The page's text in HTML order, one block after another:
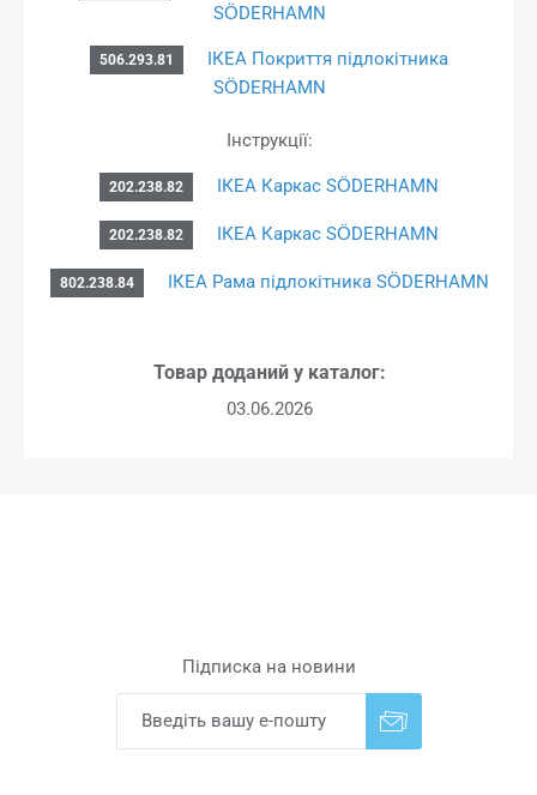
SÖDERHAMN
506.293.81
ІКЕА Покриття підлокітника
SÖDERHAMN
Інструкції:
202.238.82 ІКЕА Каркас SÖDERHAMN
202.238.82 ІКЕА Каркас SÖDERHAMN
802.238.84 ІКЕА Рама підлокітника SÖDERHAMN
Товар доданий у каталог:
03.06.2026
Підписка на новини